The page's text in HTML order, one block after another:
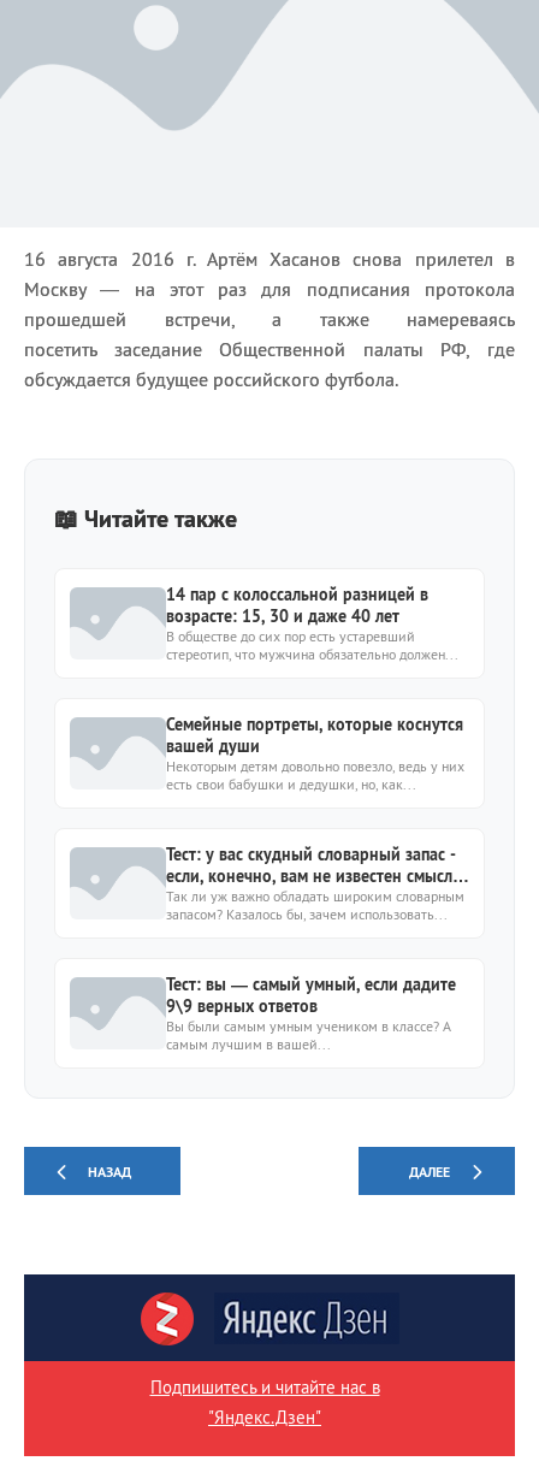
16 августа 2016 г. Артём Хасанов снова прилетел в
Москву — на этот раз для подписания протокола
прошедшей встречи, а также намереваясь
посетить заседание Общественной палаты РФ, где
обсуждается будущее российского футбола.
📖 Читайте также
14 пар с колоссальной разницей в
возрасте: 15, 30 и даже 40 лет
В обществе до сих пор есть устаревший
стереотип, что мужчина обязательно должен...
Семейные портреты, которые коснутся
вашей души
Некоторым детям довольно повезло, ведь у них
есть свои бабушки и дедушки, но, как...
Тест: у вас скудный словарный запас -
если, конечно, вам не известен смысл
этих 10 слов
Так ли уж важно обладать широким словарным
запасом? Казалось бы, зачем использовать...
Тест: вы — самый умный, если дадите
9\9 верных ответов
Вы были самым умным учеником в классе? А
самым лучшим в вашей...
НАЗАД ДАЛЕЕ
Подпишитесь и читайте нас в
"Яндекс.Дзен"